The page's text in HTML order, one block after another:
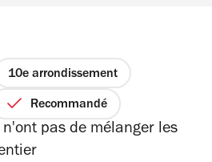
10e arrondissement
Recommandé
pas de mélanger les